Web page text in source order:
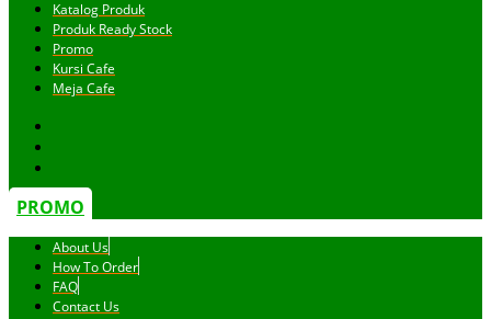
Katalog Produk
Produk Ready Stock
Promo
Kursi Cafe
Meja Cafe
PROMO
About Us
How To Order
FAQ
Contact Us